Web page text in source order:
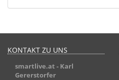
KONTAKT ZU UNS
smartlive.at - Karl
Gererstorfer